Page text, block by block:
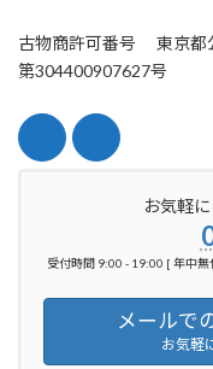
古物商許可番号 東京都
第304400907627号
お気軽
受付時間 9:00 - 19:00 [ 年中
メールで
お気軽